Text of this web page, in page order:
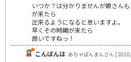
いつか？は分かりませんが娘さん
が来たら
出来るようになると思いますよ。
早くその時期が来たら
良いですねっ！
こんばんは あちゃぱんまんさん |